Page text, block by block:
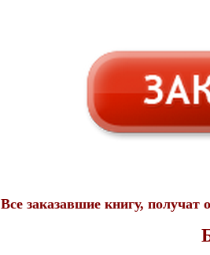
Все заказавшие книгу,